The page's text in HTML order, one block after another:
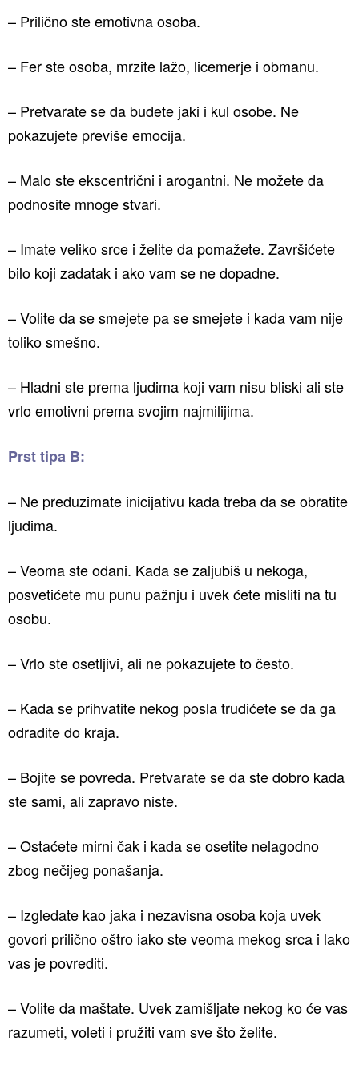
– Prilično ste emotivna osoba.
– Fer ste osoba, mrzite lažo, licemerje i obmanu.
– Pretvarate se da budete jaki i kul osobe. Ne
pokazujete previše emocija.
– Malo ste ekscentrični i arogantni. Ne možete da
podnosite mnoge stvari.
– Imate veliko srce i želite da pomažete. Završićete
bilo koji zadatak i ako vam se ne dopadne.
– Volite da se smejete pa se smejete i kada vam nije
toliko smešno.
– Hladni ste prema ljudima koji vam nisu bliski ali ste
vrlo emotivni prema svojim najmilijima.
Prst tipa B:
– Ne preduzimate inicijativu kada treba da se obratite
ljudima.
– Veoma ste odani. Kada se zaljubiš u nekoga,
posvetićete mu punu pažnju i uvek ćete misliti na tu
osobu.
– Vrlo ste osetljivi, ali ne pokazujete to često.
– Kada se prihvatite nekog posla trudićete se da ga
odradite do kraja.
– Bojite se povreda. Pretvarate se da ste dobro kada
ste sami, ali zapravo niste.
– Ostaćete mirni čak i kada se osetite nelagodno
zbog nečijeg ponašanja.
– Izgledate kao jaka i nezavisna osoba koja uvek
govori prilično oštro iako ste veoma mekog srca i lako
vas je povrediti.
– Volite da maštate. Uvek zamišljate nekog ko će vas
razumeti, voleti i pružiti vam sve što želite.